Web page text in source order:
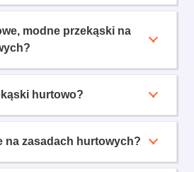
modne przekąski na
hurtowo?
na zasadach hurtowych?